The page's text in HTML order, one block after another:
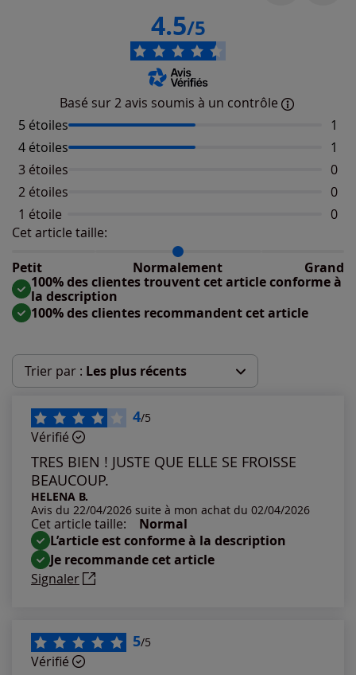
4.5/5
Basé sur 2 avis soumis à un contrôle
5 étoiles
1
4 étoiles
1
3 étoiles
0
2 étoiles
0
1 étoile
0
Cet article taille:
Petit
Normalement Grand
Répartition du taillant selon les avis clients
Taille normalement : 100%
Taille grand : 0%
100% des clientes trouvent cet article conforme à
la description
100% des clientes recommandent cet article
Trier par : Les plus récents
Les plus récents
Les plus anciens
Notes les plus élevées
Notes les plus basses
4/5
Vérifié
TRES BIEN ! JUSTE QUE ELLE SE FROISSE
BEAUCOUP.
HELENA B.
Avis du 22/04/2026 suite à mon achat du 02/04/2026
Cet article taille:
Normal
L’article est conforme à la description
Je recommande cet article
Signaler
5/5
Vérifié